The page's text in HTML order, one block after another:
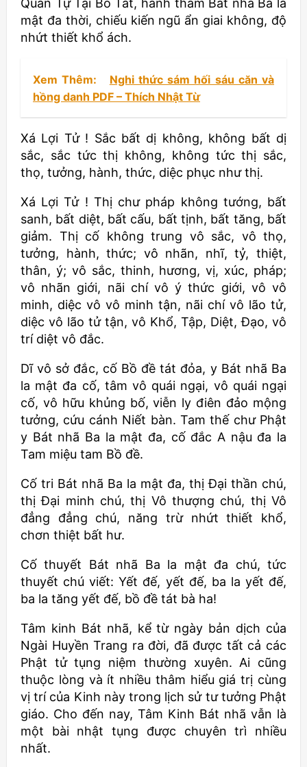
Quán Tự Tại Bồ Tát, hành thâm Bát nhã Ba la
mật đa thời, chiếu kiến ngũ ẩn giai không, độ
nhứt thiết khổ ách.
Xem Thêm:
Nghi thức sám hối sáu căn và
hồng danh PDF – Thích Nhật Từ
Xá Lợi Tử ! Sắc bất dị không, không bất dị
sắc, sắc tức thị không, không tức thị sắc,
thọ, tưởng, hành, thức, diệc phục như thị.
Xá Lợi Tử ! Thị chư pháp không tướng, bất
sanh, bất diệt, bất cấu, bất tịnh, bất tăng, bất
giảm. Thị cố không trung vô sắc, vô thọ,
tưởng, hành, thức; vô nhãn, nhĩ, tỷ, thiệt,
thân, ý; vô sắc, thinh, hương, vị, xúc, pháp;
vô nhãn giới, nãi chí vô ý thức giới, vô vô
minh, diệc vô vô minh tận, nãi chí vô lão tử,
diệc vô lão tử tận, vô Khổ, Tập, Diệt, Đạo, vô
trí diệt vô đắc.
Dĩ vô sở đắc, cố Bồ đề tát đỏa, y Bát nhã Ba
la mật đa cố, tâm vô quái ngại, vô quái ngại
cố, vô hữu khủng bố, viễn ly điên đảo mộng
tưởng, cứu cánh Niết bàn. Tam thế chư Phật
y Bát nhã Ba la mật đa, cố đắc A nậu đa la
Tam miệu tam Bồ đề.
Cố tri Bát nhã Ba la mật đa, thị Đại thần chú,
thị Đại minh chú, thị Vô thượng chú, thị Vô
đẳng đẳng chú, năng trừ nhứt thiết khổ,
chơn thiệt bất hư.
Cố thuyết Bát nhã Ba la mật đa chú, tức
thuyết chú viết: Yết đế, yết đế, ba la yết đế,
ba la tăng yết đế, bồ đề tát bà ha!
Tâm kinh Bát nhã, kể từ ngày bản dịch của
Ngài Huyền Trang ra đời, đã được tất cả các
Phật tử tụng niệm thường xuyên. Ai cũng
thuộc lòng và ít nhiều thâm hiểu giá trị cùng
vị trí của Kinh này trong lịch sử tư tưởng Phật
giáo. Cho đến nay, Tâm Kinh Bát nhã vẫn là
một bài nhật tụng được chuyên trì nhiều
nhất.